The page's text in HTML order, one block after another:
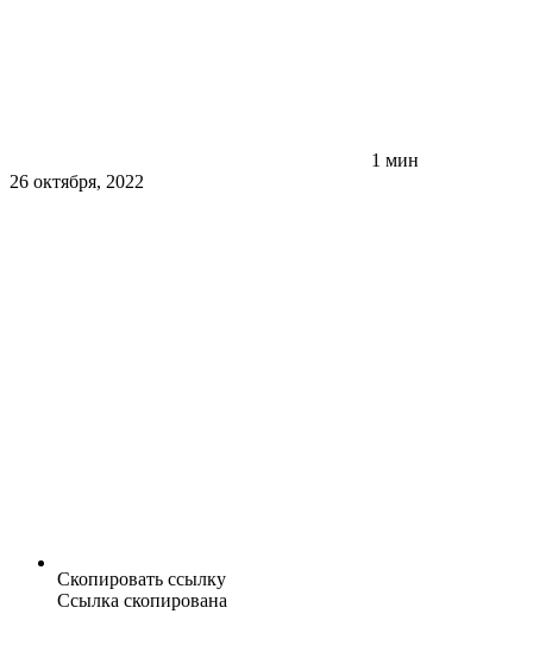
1 мин
26 октября, 2022
Скопировать ссылку
Ссылка скопирована